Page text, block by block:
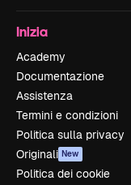
Inizia
Academy
Documentazione
Assistenza
Termini e condizioni
Politica sulla privacy
Originali New
Politica dei cookie